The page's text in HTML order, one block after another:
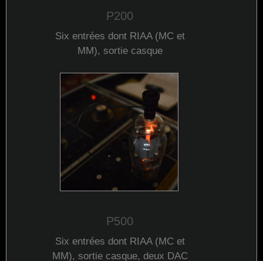
P200
Six entrées dont RIAA(MCet
MM), sortie casque
P500
Six entrées dont RIAA(MCet
MM), sortie casque, deux DAC